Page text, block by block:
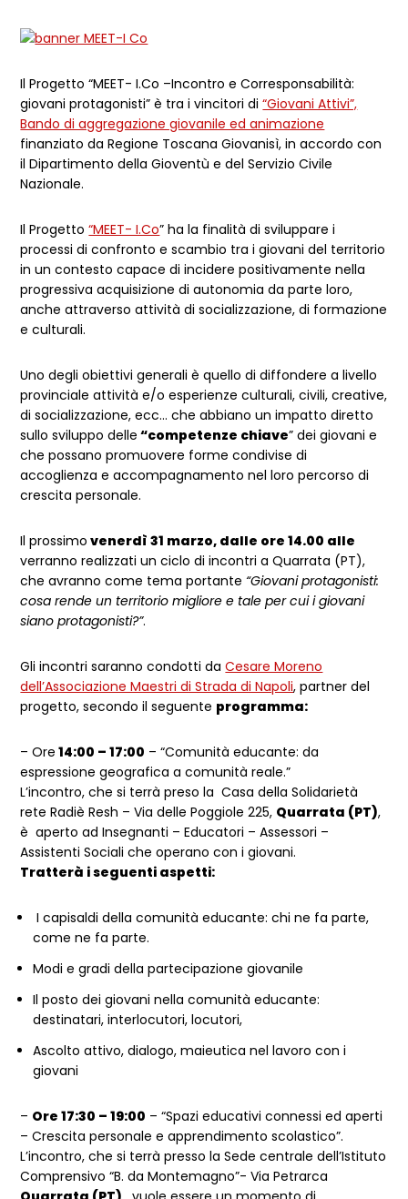
Il Progetto “MEET- I.Co –Incontro e Corresponsabilità:
giovani protagonisti” è tra i vincitori di“Giovani Attivi”,
Bando di aggregazione giovanile ed animazione
finanziato da Regione Toscana Giovanisì, in accordo con
il Dipartimento della Gioventù e del Servizio Civile
Nazionale.
Il Progetto“MEET- I.Co” ha la finalità di sviluppare i
processi di confronto e scambio tra i giovani del territorio
in un contesto capace di incidere positivamente nella
progressiva acquisizione di autonomia da parte loro,
anche attraverso attività di socializzazione, di formazione
e culturali.
Uno degli obiettivi generali è quello di diffondere a livello
provinciale attività e/o esperienze culturali, civili, creative,
di socializzazione, ecc… che abbiano un impatto diretto
sullo sviluppo delle “competenze chiave” dei giovani e
che possano promuovere forme condivise di
accoglienza e accompagnamento nel loro percorso di
crescita personale.
Il prossimo venerdì 31 marzo, dalle ore 14.00 alle
verranno realizzati un ciclo di incontri a Quarrata (PT),
che avranno come tema portante “Giovani protagonisti:
cosa rende un territorio migliore e tale per cui i giovani
siano protagonisti?”.
Gli incontri saranno condotti daCesare Moreno
dell’Associazione Maestri di Strada di Napoli, partner del
progetto, secondo il seguente programma:
– Ore 14:00 – 17:00 – “Comunità educante: da
espressione geografica a comunità reale.”
L’incontro, che si terrà preso la Casa della Solidarietà
rete Radiè Resh – Via delle Poggiole 225, Quarrata (PT),
è aperto ad Insegnanti – Educatori – Assessori –
Assistenti Sociali che operano con i giovani.
Tratterà i seguenti aspetti:
I capisaldi della comunità educante: chi ne fa parte,
come ne fa parte.
Modi e gradi della partecipazione giovanile
Il posto dei giovani nella comunità educante:
destinatari, interlocutori, locutori,
Ascolto attivo, dialogo, maieutica nel lavoro con i
giovani
– Ore 17:30 – 19:00 – “Spazi educativi connessi ed aperti
– Crescita personale e apprendimento scolastico”.
L’incontro, che si terrà presso la Sede centrale dell’Istituto
Comprensivo “B. da Montemagno”- Via Petrarca